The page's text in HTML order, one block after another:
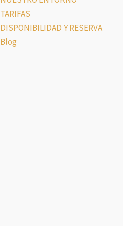
TARIFAS
DISPONIBILIDAD Y RESERVA
Blog